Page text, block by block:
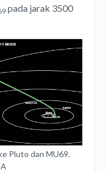
pada jarak 3500
Pluto dan MU69.